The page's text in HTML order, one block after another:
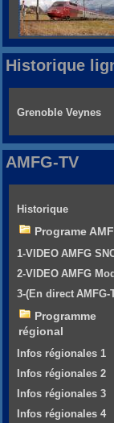
Historique
Grenoble Veynes
AMFG-TV
Historique
Programe
1-VIDEO AMFG
2-VIDEO AMFG
3-(En direct AMFG-
Programme
régional
Infos régionales 1
Infos régionales 2
Infos régionales 3
Infos régionales 4